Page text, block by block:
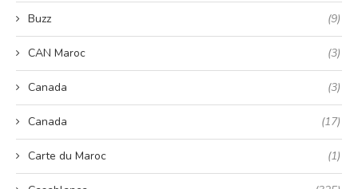
Buzz (9)
CAN Maroc (3)
Canada (3)
Canada (17)
Carte du Maroc (1)